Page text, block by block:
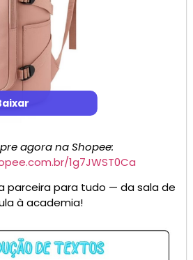
agora na Shopee:
1g7JWST0Ca
parceira para tudo — da sala de
à academia!